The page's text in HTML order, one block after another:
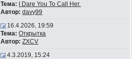
Тема:
I Dare You To Call Her.
Автор: davy99
16.4.2026, 19:59
Тема: Открытка
Автор: ZXCV
4.3.2019, 15:24